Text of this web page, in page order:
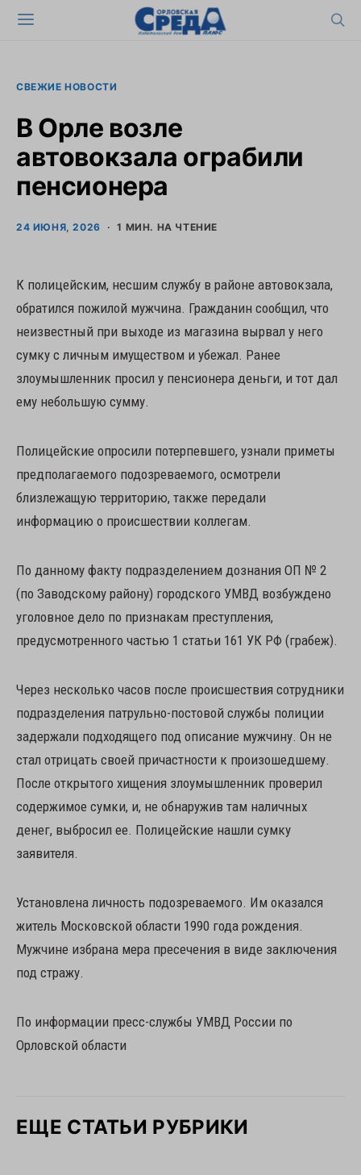
СВЕЖИЕ НОВОСТИ
В Орле возле
автовокзала ограбили
пенсионера
24 ИЮНЯ, 2026 1 МИН. НА ЧТЕНИЕ
К полицейским, несшим службу в районе автовокзала,
обратился пожилой мужчина. Гражданин сообщил, что
неизвестный при выходе из магазина вырвал у него
сумку с личным имуществом и убежал. Ранее
злоумышленник просил у пенсионера деньги, и тот дал
ему небольшую сумму.
Полицейские опросили потерпевшего, узнали приметы
предполагаемого подозреваемого, осмотрели
близлежащую территорию, также передали
информацию о происшествии коллегам.
По данному факту подразделением дознания ОП № 2
(по Заводскому району) городского УМВД возбуждено
уголовное дело по признакам преступления,
предусмотренного частью 1 статьи 161 УК РФ (грабеж).
Через несколько часов после происшествия сотрудники
подразделения патрульно-постовой службы полиции
задержали подходящего под описание мужчину. Он не
стал отрицать своей причастности к произошедшему.
После открытого хищения злоумышленник проверил
содержимое сумки, и, не обнаружив там наличных
денег, выбросил ее. Полицейские нашли сумку
заявителя.
Установлена личность подозреваемого. Им оказался
житель Московской области 1990 года рождения.
Мужчине избрана мера пресечения в виде заключения
под стражу.
По информации пресс-службы УМВД России по
Орловской области
ЕЩЕ СТАТЬИ РУБРИКИ